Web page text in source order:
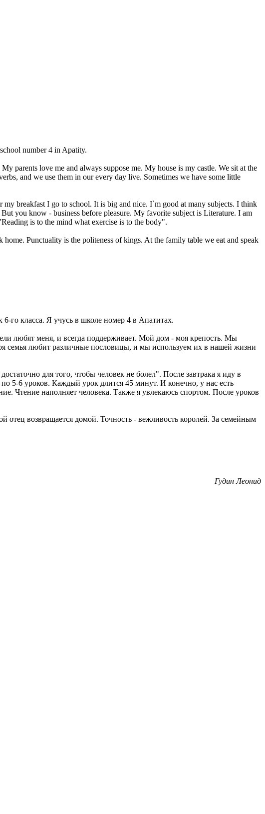
number 4 in Apatity.
parents love me and always suppose me. My house is my castle. We sit at the
and we use them in our every day live. Sometimes we have some little
breakfast I go to school. It is big and nice. I`m good at many subjects. I think
you know - business before pleasure. My favorite subject is Literature. I am
is to the mind what exercise is to the body".
Punctuality is the politeness of kings. At the family table we eat and speak
го класса. Я учусь в школе номер 4 в Апатитах.
любят меня, и всегда поддерживает. Мой дом - моя крепость. Мы
семья любит различные пословицы, и мы используем их в нашей жизни
для того, чтобы человек не болел". После завтрака я иду в
5-6 уроков. Каждый урок длится 45 минут. И конечно, у нас есть
Чтение наполняет человека. Также я увлекаюсь спортом. После уроков
возвращается домой. Точность - вежливость королей. За семейным
Гудин Леонид